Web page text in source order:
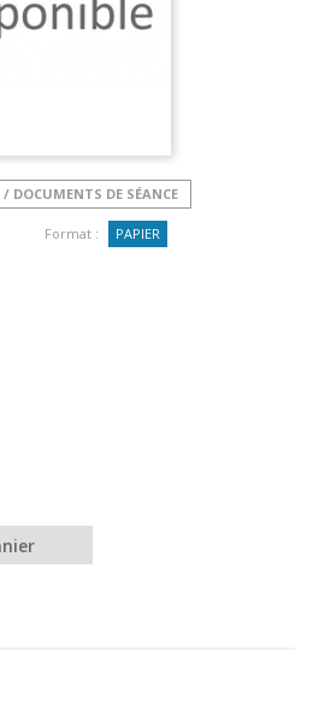
DOCUMENTS DE SÉANCE
Format : PAPIER